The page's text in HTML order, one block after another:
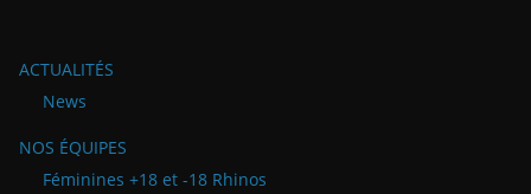
ACTUALITÉS
News
NOS ÉQUIPES
Féminines +18 et -18 Rhinos